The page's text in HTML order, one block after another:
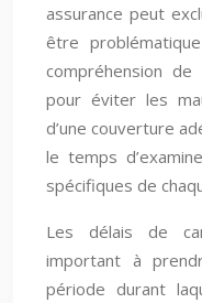
assurance peut
être
compréhension
pour éviter les
d’une couverture
le temps
spécifiques de
Les délais de
important à
période durant